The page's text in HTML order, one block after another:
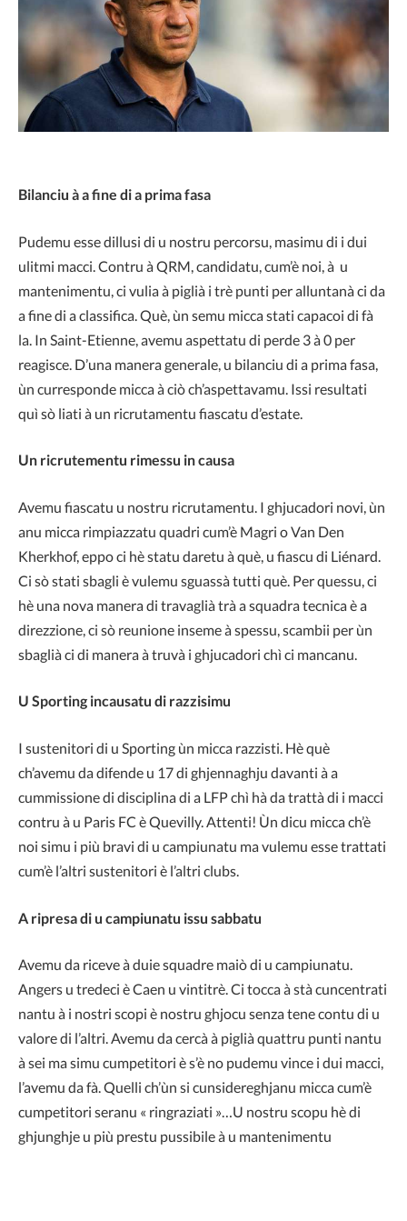
Bilanciu à a fine di a prima fasa
Pudemu esse dillusi di u nostru percorsu, masimu di i dui
ulitmi macci. Contru à QRM, candidatu, cum’è noi, à u
mantenimentu, ci vulia à piglià i trè punti per alluntanà ci da
a fine di a classifica. Què, ùn semu micca stati capacoi di fà
la. In Saint-Etienne, avemu aspettatu di perde 3 à 0 per
reagisce. D’una manera generale, u bilanciu di a prima fasa,
ùn curresponde micca à ciò ch’aspettavamu. Issi resultati
quì sò liati à un ricrutamentu fiascatu d’estate.
Un ricrutementu rimessu in causa
Avemu fiascatu u nostru ricrutamentu. I ghjucadori novi, ùn
anu micca rimpiazzatu quadri cum’è Magri o Van Den
Kherkhof, eppo ci hè statu daretu à què, u fiascu di Liénard.
Ci sò stati sbagli è vulemu sguassà tutti què. Per quessu, ci
hè una nova manera di travaglià trà a squadra tecnica è a
direzzione, ci sò reunione inseme à spessu, scambii per ùn
sbaglià ci di manera à truvà i ghjucadori chì ci mancanu.
U Sporting incausatu di razzisimu
I sustenitori di u Sporting ùn micca razzisti. Hè què
ch’avemu da difende u 17 di ghjennaghju davanti à a
cummissione di disciplina di a LFP chì hà da trattà di i macci
contru à u Paris FC è Quevilly. Attenti! Ùn dicu micca ch’è
noi simu i più bravi di u campiunatu ma vulemu esse trattati
cum’è l’altri sustenitori è l’altri clubs.
A ripresa di u campiunatu issu sabbatu
Avemu da riceve à duie squadre maiò di u campiunatu.
Angers u tredeci è Caen u vintitrè. Ci tocca à stà cuncentrati
nantu à i nostri scopi è nostru ghjocu senza tene contu di u
valore di l’altri. Avemu da cercà à piglià quattru punti nantu
à sei ma simu cumpetitori è s’è no pudemu vince i dui macci,
l’avemu da fà. Quelli ch’ùn si cunsidereghjanu micca cum’è
cumpetitori seranu « ringraziati »…U nostru scopu hè di
ghjunghje u più prestu pussibile à u mantenimentu